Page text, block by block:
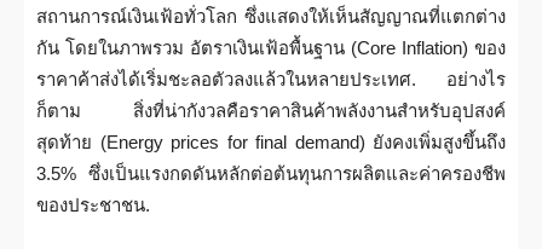
สถานการณ์เงินเฟ้อทั่วโลก ซึ่งแสดงให้เห็นสัญญาณที่แตกต่าง
กัน โดยในภาพรวม อัตราเงินเฟ้อพื้นฐาน (Core Inflation) ของ
ราคาค้าส่งได้เริ่มชะลอตัวลงแล้วในหลายประเทศ. อย่างไร
ก็ตาม สิ่งที่น่ากังวลคือราคาสินค้าพลังงานสำหรับอุปสงค์
สุดท้าย (Energy prices for final demand) ยังคงเพิ่มสูงขึ้นถึง
3.5% ซึ่งเป็นแรงกดดันหลักต่อต้นทุนการผลิตและค่าครองชีพ
ของประชาชน.